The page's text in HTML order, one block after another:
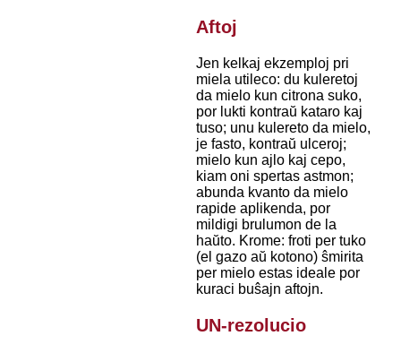
Aftoj
Jen kelkaj ekzemploj pri
miela utileco: du kuleretoj
da mielo kun citrona suko,
por lukti kontraŭ kataro kaj
tuso; unu kulereto da mielo,
je fasto, kontraŭ ulceroj;
mielo kun ajlo kaj cepo,
kiam oni spertas astmon;
abunda kvanto da mielo
rapide aplikenda, por
mildigi brulumon de la
haŭto. Krome: froti per tuko
(el gazo aŭ kotono) ŝmirita
per mielo estas ideale por
kuraci buŝajn aftojn.
UN-rezolucio